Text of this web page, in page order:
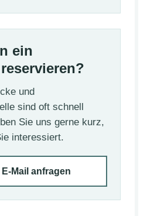
ein
und
sind oft schnell
Sie uns gerne kurz,
interessiert.
Mail anfragen